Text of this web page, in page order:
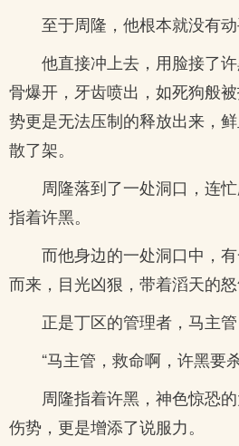
至于周隆，他根本就没有动
他直接冲上去，用脸接了
骨爆开，牙齿喷出，如死狗般
势更是无法压制的释放出来，
散了架。
周隆落到了一处洞口，连
指着许黑。
而他身边的一处洞口中，
而来，目光凶狠，带着滔天的怒
正是丁区的管理者，马主管
“马主管，救命啊，许黑要
周隆指着许黑，神色惊恐
伤势，更是增添了说服力。